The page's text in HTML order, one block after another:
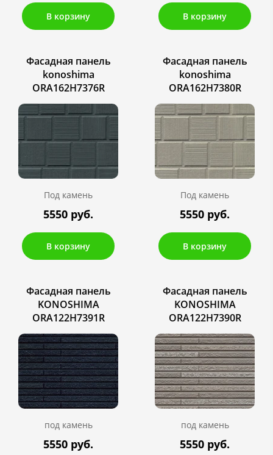
В корзину В корзину
Фасадная панель
konoshima
ORA162H7376R
Под камень
5550 руб.
В корзину
Фасадная панель
konoshima
ORA162H7380R
Под камень
5550 руб.
В корзину
Фасадная панель
KONOSHIMA
ORA122H7391R
под камень
5550 руб.
Фасадная панель
KONOSHIMA
ORA122H7390R
под камень
5550 руб.